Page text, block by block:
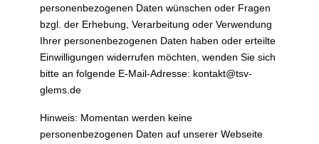
personenbezogenen Daten wünschen oder Fragen
bzgl. der Erhebung, Verarbeitung oder Verwendung
Ihrer personenbezogenen Daten haben oder erteilte
Einwilligungen widerrufen möchten, wenden Sie sich
bitte an folgende E-Mail-Adresse: kontakt@tsv-
glems.de
Hinweis: Momentan werden keine
personenbezogenen Daten auf unserer Webseite